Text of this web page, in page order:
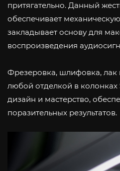
притягательно. Данный
обеспечивает
закладывает основу для
воспроизведения
Фрезеровка, шлифовка, лак
любой отделкой в колонках
дизайн и мастерство,
поразительных результатов.